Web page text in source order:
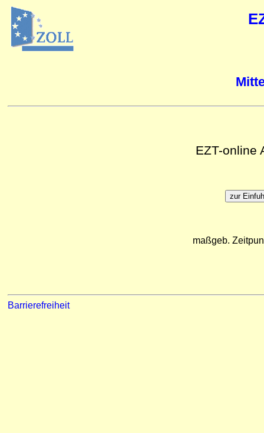
EZT-online
maßgeb.
Barrierefreiheit